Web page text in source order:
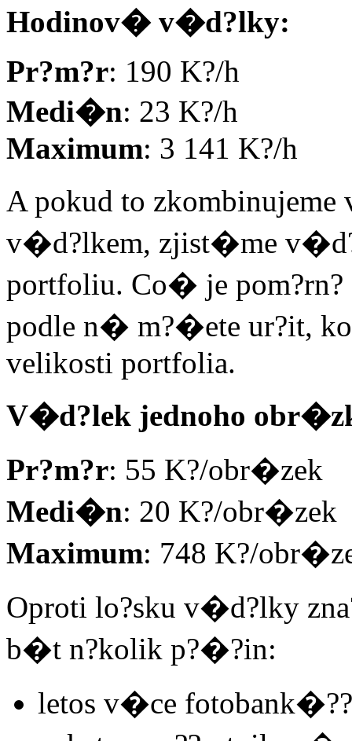
Hodinov� v�d?lky:
Pr?m?r: 190 K?/h
Medi�n: 23 K?/h
Maximum: 3 141 K?/h
A pokud to
v�d?lkem, zjist�me
portfoliu. Co� je
podle n� m?�ete ur?it,
velikosti portfolia.
V�d?lek jednoho
Pr?m?r: 55 K?/obr�zek
Medi�n: 20 K?/obr�zek
Maximum: 748 K?/
Oproti lo?sku v�d?lky
b�t n?kolik p?�?in:
letos v�ce